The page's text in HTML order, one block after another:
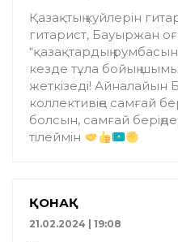
Қазақтың куйлерін
гитарист, Бауыржан
“қазақтардың
кезде тұла бойың
жеткізеді! Айналайын
коллективіңе самғай
болсын, самғай
тілеймін
ҚОНАҚ
21.02.2024 | 19:08